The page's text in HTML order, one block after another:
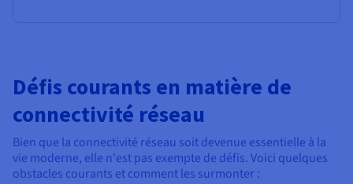
Défis courants en matière de
connectivité réseau
Bien que la connectivité réseau soit devenue essentielle à la
vie moderne, elle n'est pas exempte de défis. Voici quelques
obstacles courants et comment les surmonter :